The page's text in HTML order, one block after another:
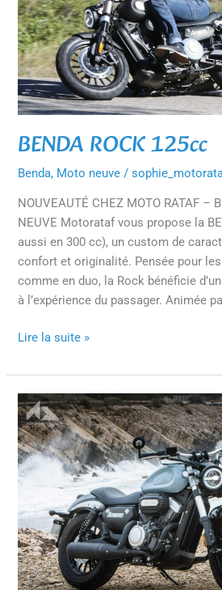
BENDA ROCK 125cc
Benda, Moto neuve /
NOUVEAUTÉ CHEZ MOTO RATAF –
NEUVE Motorataf vous propose la
aussi en 300 cc), un custom de
confort et originalité. Pensée pour
comme en duo, la Rock bénéficie
à l’expérience du passager. Animée
Lire la suite »
BENDA
AVENGERS
125